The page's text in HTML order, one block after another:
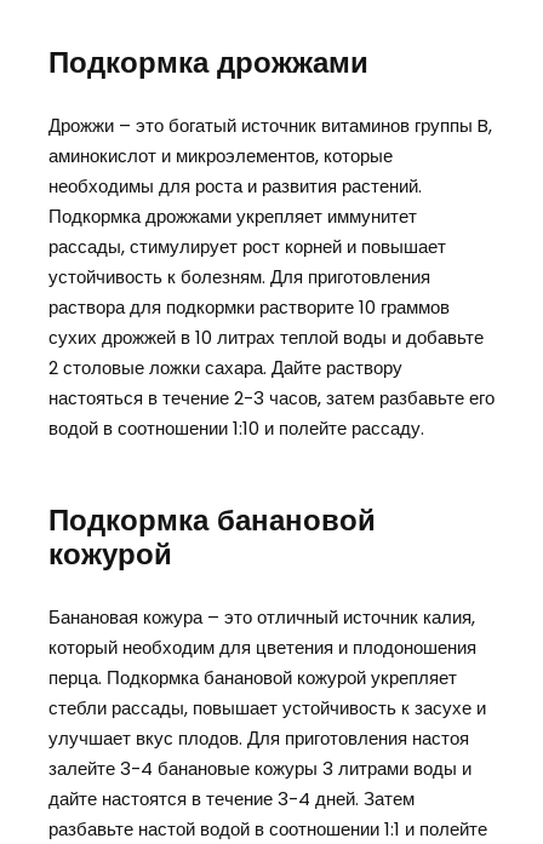
Подкормка дрожжами
Дрожжи – это богатый источник витаминов группы B,
аминокислот и микроэлементов, которые
необходимы для роста и развития растений.
Подкормка дрожжами укрепляет иммунитет
рассады, стимулирует рост корней и повышает
устойчивость к болезням. Для приготовления
раствора для подкормки растворите 10 граммов
сухих дрожжей в 10 литрах теплой воды и добавьте
2 столовые ложки сахара. Дайте раствору
настояться в течение 2-3 часов, затем разбавьте его
водой в соотношении 1:10 и полейте рассаду.
Подкормка банановой
кожурой
Банановая кожура – это отличный источник калия,
который необходим для цветения и плодоношения
перца. Подкормка банановой кожурой укрепляет
стебли рассады, повышает устойчивость к засухе и
улучшает вкус плодов. Для приготовления настоя
залейте 3-4 банановые кожуры 3 литрами воды и
дайте настоятся в течение 3-4 дней. Затем
разбавьте настой водой в соотношении 1:1 и полейте